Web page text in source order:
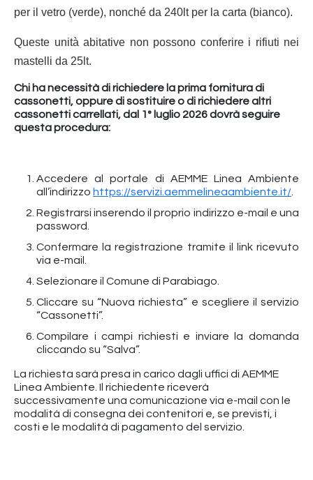
per il vetro (verde), nonché da 240lt per la carta (bianco).
Queste unità abitative non possono conferire i rifiuti nei
mastelli da 25lt.
Chi ha necessità di richiedere la prima fornitura di
cassonetti, oppure di sostituire o di richiedere altri
cassonetti carrellati, dal 1° luglio 2026 dovrà seguire
questa procedura:
Accedere al portale di AEMME Linea Ambiente
all’indirizzo https://servizi.aemmelineaambiente.it/
Registrarsi inserendo il proprio indirizzo e-mail e una
password.
Confermare la registrazione tramite il link ricevuto
via e-mail.
Selezionare il Comune di Parabiago.
Cliccare su “Nuova richiesta” e scegliere il servizio
“Cassonetti”.
Compilare i campi richiesti e inviare la domanda
cliccando su “Salva”.
La richiesta sarà presa in carico dagli uffici di AEMME
Linea Ambiente. Il richiedente riceverà
successivamente una comunicazione via e-mail con le
modalità di consegna dei contenitori e, se previsti, i
costi e le modalità di pagamento del servizio.